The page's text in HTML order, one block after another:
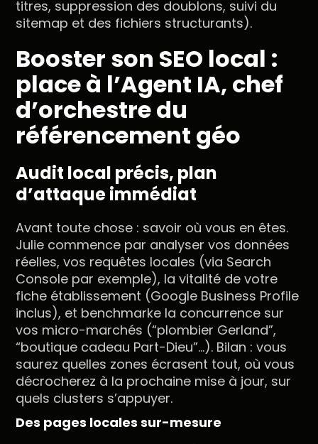
titres, suppression des doublons, suivi du
sitemap et des fichiers structurants).
Booster son SEO local :
place à l’Agent IA, chef
d’orchestre du
référencement géo
Audit local précis, plan
d’attaque immédiat
Avant toute chose : savoir où vous en êtes.
Julie commence par analyser vos données
réelles, vos requêtes locales (via Search
Console par exemple), la vitalité de votre
fiche établissement (Google Business Profile
inclus), et benchmarke la concurrence sur
vos micro-marchés (“plombier Gerland”,
“boutique cadeau Part-Dieu”...). Bilan : vous
saurez quelles zones écrasent tout, où vous
décrocherez à la prochaine mise à jour, sur
quels clusters s’appuyer.
Des pages locales sur-mesure